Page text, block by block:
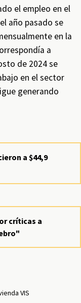
el empleo en el
año pasado se
en la
a
de 2024 se
en el sector
generando
a $44,9
críticas a
VIS